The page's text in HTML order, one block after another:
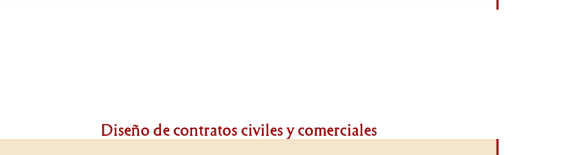
Diseño de contratos civiles y comerciales